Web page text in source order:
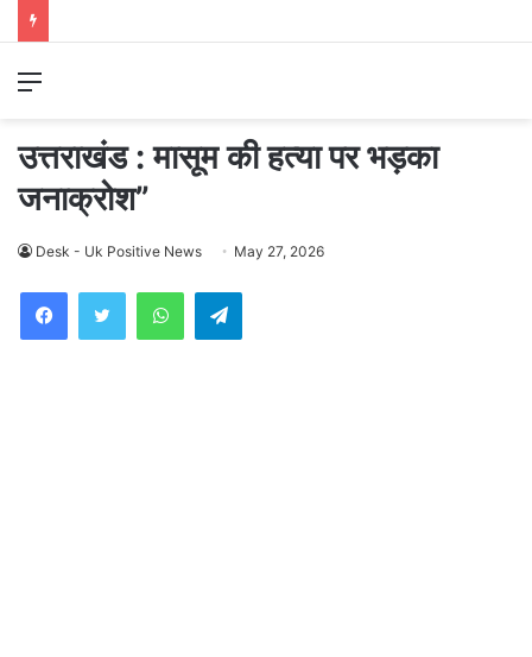
Menu
उत्तराखंड : मासूम की हत्या पर भड़का
जनाक्रोश”
Desk - Uk Positive News May 27, 2026
WhatsAppTelegram